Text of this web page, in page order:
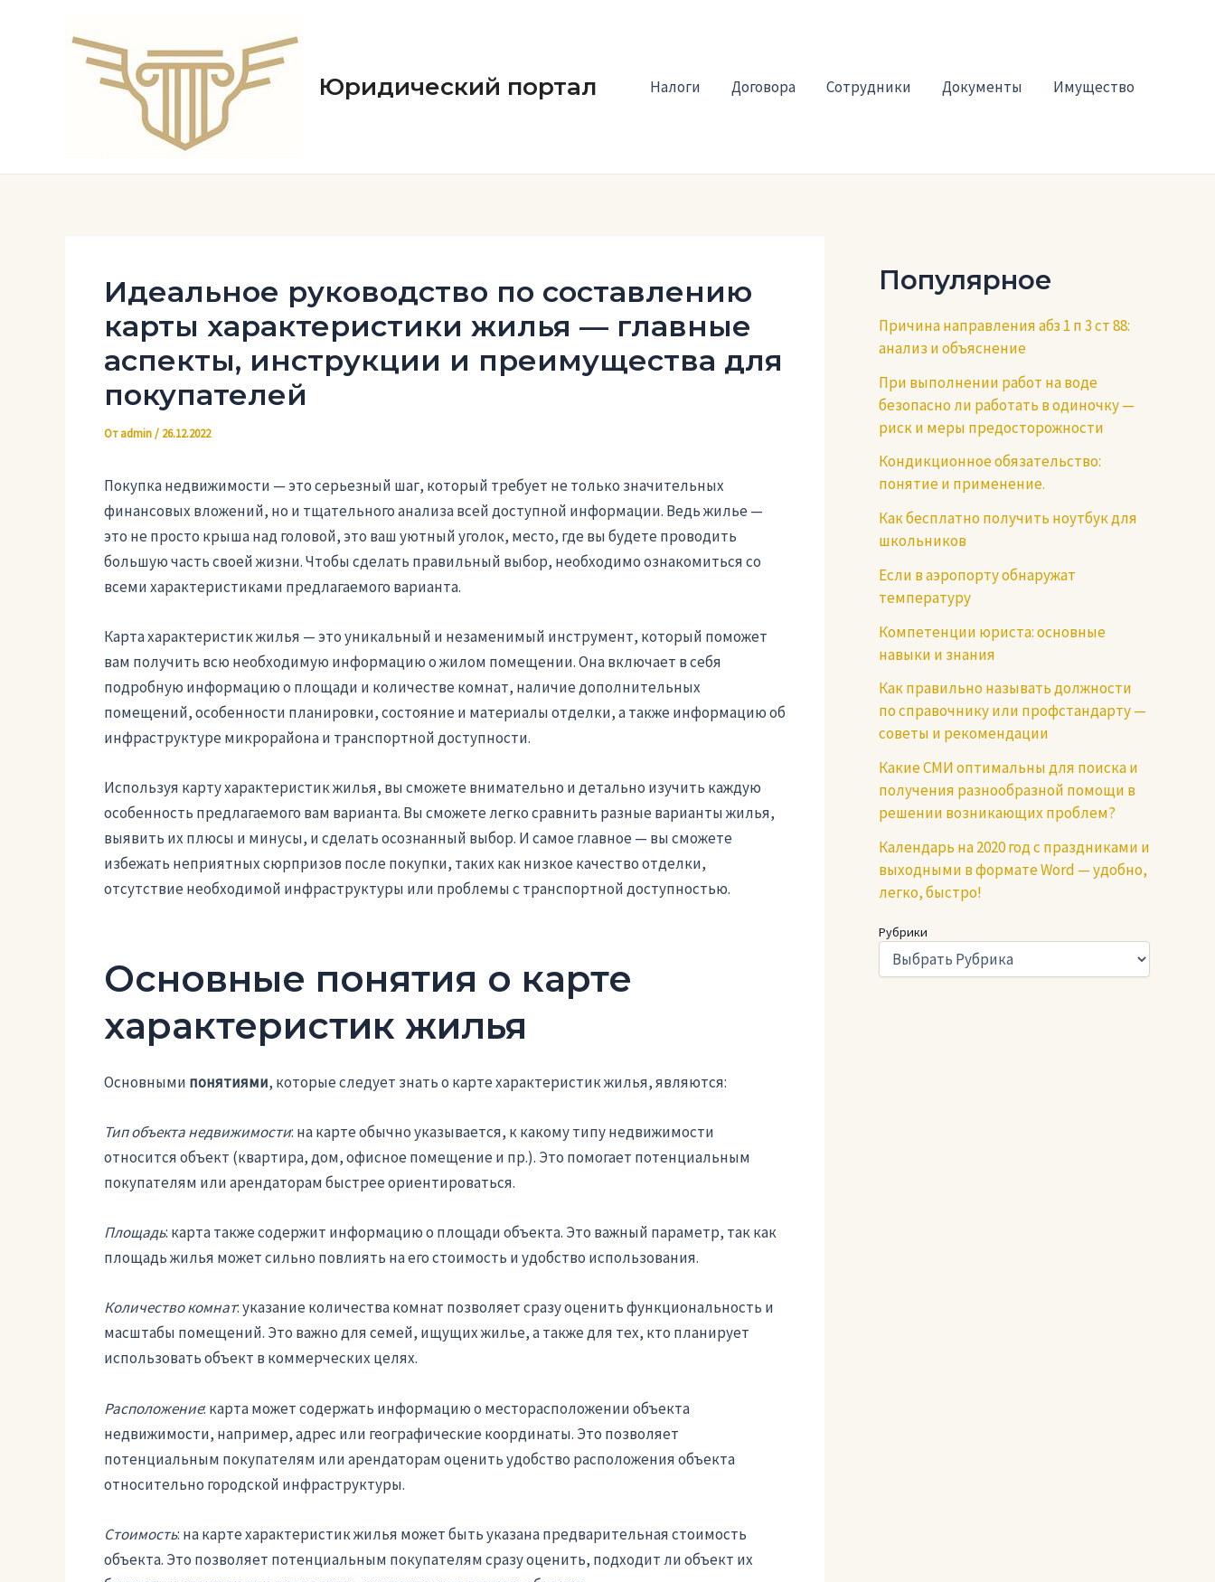
содержимому
Юридический портал Налоги Договора Сотрудники Документы Имущество
Идеальное руководство по составлению
карты характеристики жилья — главные
аспекты, инструкции и преимущества для
покупателей
Отadmin/ 26.12.2022
Покупка недвижимости — это серьезный шаг, который требует не только значительных
финансовых вложений, но и тщательного анализа всей доступной информации. Ведь жилье —
это не просто крыша над головой, это ваш уютный уголок, место, где вы будете проводить
большую часть своей жизни. Чтобы сделать правильный выбор, необходимо ознакомиться со
всеми характеристиками предлагаемого варианта.
Карта характеристик жилья — это уникальный и незаменимый инструмент, который поможет
вам получить всю необходимую информацию о жилом помещении. Она включает в себя
подробную информацию о площади и количестве комнат, наличие дополнительных
помещений, особенности планировки, состояние и материалы отделки, а также информацию об
инфраструктуре микрорайона и транспортной доступности.
Используя карту характеристик жилья, вы сможете внимательно и детально изучить каждую
особенность предлагаемого вам варианта. Вы сможете легко сравнить разные варианты жилья,
выявить их плюсы и минусы, и сделать осознанный выбор. И самое главное — вы сможете
избежать неприятных сюрпризов после покупки, таких как низкое качество отделки,
отсутствие необходимой инфраструктуры или проблемы с транспортной доступностью.
Основные понятия о карте
характеристик жилья
Основными понятиями, которые следует знать о карте характеристик жилья, являются:
Тип объекта недвижимости: на карте обычно указывается, к какому типу недвижимости
относится объект (квартира, дом, офисное помещение и пр.). Это помогает потенциальным
покупателям или арендаторам быстрее ориентироваться.
Площадь: карта также содержит информацию о площади объекта. Это важный параметр, так как
площадь жилья может сильно повлиять на его стоимость и удобство использования.
Количество комнат: указание количества комнат позволяет сразу оценить функциональность и
масштабы помещений. Это важно для семей, ищущих жилье, а также для тех, кто планирует
использовать объект в коммерческих целях.
Расположение: карта может содержать информацию о месторасположении объекта
недвижимости, например, адрес или географические координаты. Это позволяет
потенциальным покупателям или арендаторам оценить удобство расположения объекта
относительно городской инфраструктуры.
Стоимость: на карте характеристик жилья может быть указана предварительная стоимость
объекта. Это позволяет потенциальным покупателям сразу оценить, подходит ли объект их
Популярное
Причина направления абз 1 п 3 ст 88:
анализ и объяснение
При выполнении работ на воде
безопасно ли работать в одиночку —
риск и меры предосторожности
Кондикционное обязательство:
понятие и применение.
Как бесплатно получить ноутбук для
школьников
Если в аэропорту обнаружат
температуру
Компетенции юриста: основные
навыки и знания
Как правильно называть должности
по справочнику или профстандарту —
советы и рекомендации
Какие СМИ оптимальны для поиска и
получения разнообразной помощи в
решении возникающих проблем?
Календарь на 2020 год с праздниками и
выходными в формате Word — удобно,
легко, быстро!
Рубрики